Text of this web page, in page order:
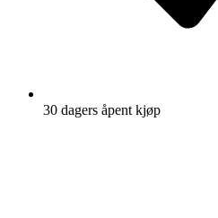
30 dagers åpent kjøp